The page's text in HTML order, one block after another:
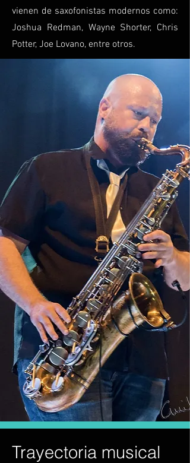
vienen de saxofonistas modernos como:
Joshua Redman, Wayne Shorter, Chris
Potter, Joe Lovano, entre otros.
Trayectoria musical